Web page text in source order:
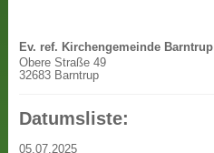
Ev. ref. Kirchengemeinde Barntrup
Obere Straße 49
32683 Barntrup
Datumsliste:
05.07.2025